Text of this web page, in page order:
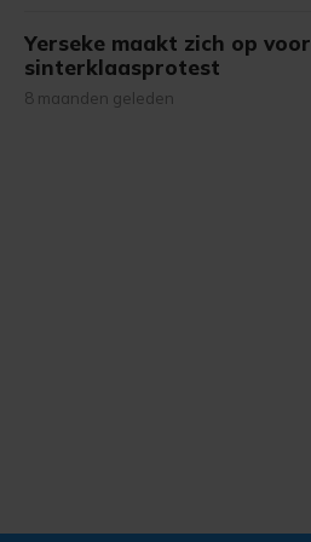
Yerseke maakt zich op voor
sinterklaasprotest
8 maanden geleden